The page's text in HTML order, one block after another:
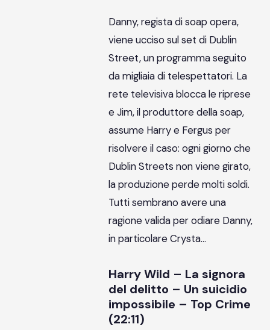
Danny, regista di soap opera,
viene ucciso sul set di Dublin
Street, un programma seguito
da migliaia di telespettatori. La
rete televisiva blocca le riprese
e Jim, il produttore della soap,
assume Harry e Fergus per
risolvere il caso: ogni giorno che
Dublin Streets non viene girato,
la produzione perde molti soldi.
Tutti sembrano avere una
ragione valida per odiare Danny,
in particolare Crysta…
Harry Wild – La signora
del delitto – Un suicidio
impossibile – Top Crime
(22:11)